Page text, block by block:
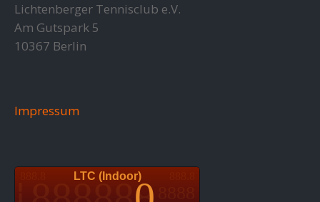
Lichtenberger Tennisclub e.V.
Am Gutspark 5
10367 Berlin
Impressum